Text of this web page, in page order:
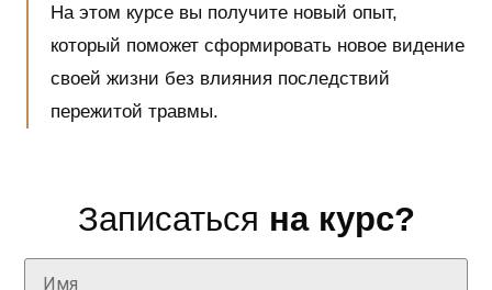
На этом курсе вы получите новый опыт,
который поможет сформировать новое видение
своей жизни без влияния последствий
пережитой травмы.
Записаться на курс?